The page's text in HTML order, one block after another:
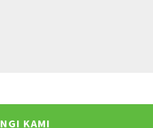
KAMI
Sol Sepatu Karet di Bandung.